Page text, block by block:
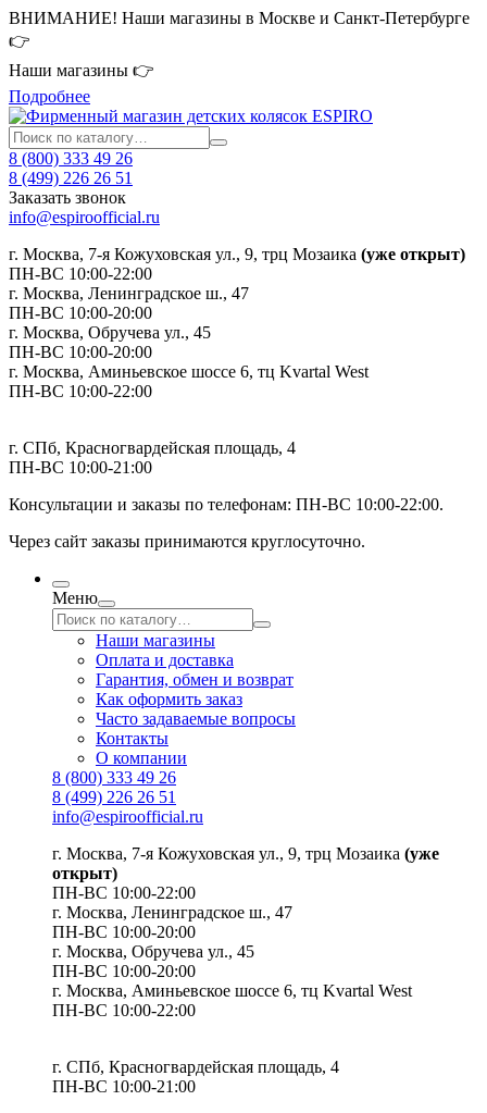
ВНИМАНИЕ! Наши магазины в Москве и Санкт-Петербурге
👉
Наши магазины 👉
Подробнее
8 (800) 333 49 26
8 (499) 226 26 51
Заказать звонок
info@espiroofficial.ru
г. Москва, 7-я Кожуховская ул., 9, трц Мозаика (уже открыт)
ПН-ВС 10:00-22:00
г. Москва, Ленинградское ш., 47
ПН-ВС 10:00-20:00
г. Москва, Обручева ул., 45
ПН-ВС 10:00-20:00
г. Москва, Аминьевское шоссе 6, тц Kvartal West
ПН-ВС 10:00-22:00
г. СПб, Красногвардейская площадь, 4
ПН-ВС 10:00-21:00
Консультации и заказы по телефонам: ПН-ВС 10:00-22:00.
Через сайт заказы принимаются круглосуточно.
Меню
Наши магазины
Оплата и доставка
Гарантия, обмен и возврат
Как оформить заказ
Часто задаваемые вопросы
Контакты
О компании
8 (800) 333 49 26
8 (499) 226 26 51
info@espiroofficial.ru
г. Москва, 7-я Кожуховская ул., 9, трц Мозаика (уже
открыт)
ПН-ВС 10:00-22:00
г. Москва, Ленинградское ш., 47
ПН-ВС 10:00-20:00
г. Москва, Обручева ул., 45
ПН-ВС 10:00-20:00
г. Москва, Аминьевское шоссе 6, тц Kvartal West
ПН-ВС 10:00-22:00
г. СПб, Красногвардейская площадь, 4
ПН-ВС 10:00-21:00